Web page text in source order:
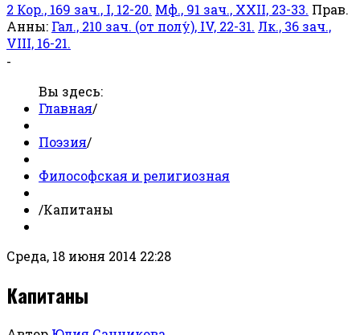
2 Кор., 169 зач., I, 12-20. Мф., 91 зач., XXII, 23-33. Прав.
Анны: Гал., 210 зач. (от полу́), IV, 22-31. Лк., 36 зач.,
VIII, 16-21.
-
Вы здесь:
Главная/
Поэзия/
Философская и религиозная
/Капитаны
Среда, 18 июня 2014 22:28
Капитаны